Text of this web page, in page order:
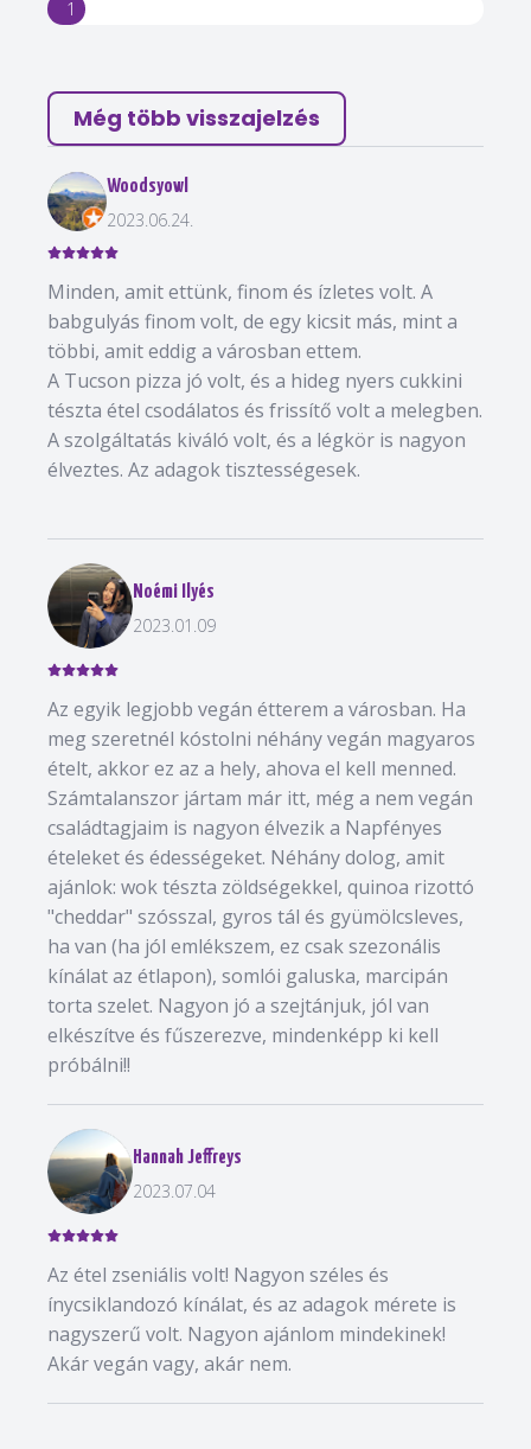
1
Még több visszajelzés
Woodsyowl
2023.06.24.
Minden, amit ettünk, finom és ízletes volt. A
babgulyás finom volt, de egy kicsit más, mint a
többi, amit eddig a városban ettem.
A Tucson pizza jó volt, és a hideg nyers cukkini
tészta étel csodálatos és frissítő volt a melegben.
A szolgáltatás kiváló volt, és a légkör is nagyon
élveztes. Az adagok tisztességesek.
Noémi Ilyés
2023.01.09
Az egyik legjobb vegán étterem a városban. Ha
meg szeretnél kóstolni néhány vegán magyaros
ételt, akkor ez az a hely, ahova el kell menned.
Számtalanszor jártam már itt, még a nem vegán
családtagjaim is nagyon élvezik a Napfényes
ételeket és édességeket. Néhány dolog, amit
ajánlok: wok tészta zöldségekkel, quinoa rizottó
"cheddar" szósszal, gyros tál és gyümölcsleves,
ha van (ha jól emlékszem, ez csak szezonális
kínálat az étlapon), somlói galuska, marcipán
torta szelet. Nagyon jó a szejtánjuk, jól van
elkészítve és fűszerezve, mindenképp ki kell
próbálni!!
Hannah Jeffreys
2023.07.04
Az étel zseniális volt! Nagyon széles és
ínycsiklandozó kínálat, és az adagok mérete is
nagyszerű volt. Nagyon ajánlom mindekinek!
Akár vegán vagy, akár nem.